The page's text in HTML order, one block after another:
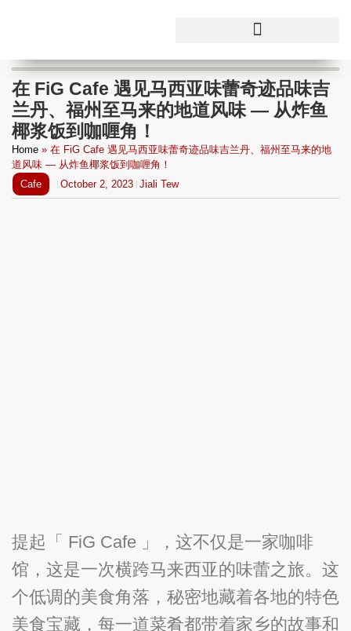
在 FiG Cafe 遇见马西亚味蕾奇迹品味吉
兰丹、福州至马来的地道风味 — 从炸鱼
椰浆饭到咖喱角！
Home » 在 FiG Cafe 遇见马西亚味蕾奇迹品味吉兰丹、福州至马来的地
道风味 — 从炸鱼椰浆饭到咖喱角！
Cafe
October 2, 2023 Jiali Tew
提起「 FiG Cafe 」，这不仅是一家咖啡
馆，这是一次横跨马来西亚的味蕾之旅。这
个低调的美食角落，秘密地藏着各地的特色
美食宝藏，每一道菜肴都带着家乡的故事和